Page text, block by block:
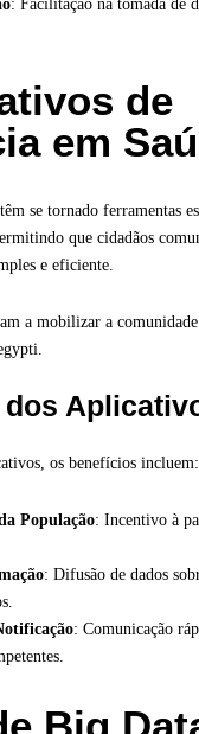
: Facilitação na tomada de
de
em
se tornado ferramentas
que cidadãos
e eficiente.
a mobilizar a
dos
os benefícios incluem:
População: Incentivo à
: Difusão de dados
: Comunicação
Big